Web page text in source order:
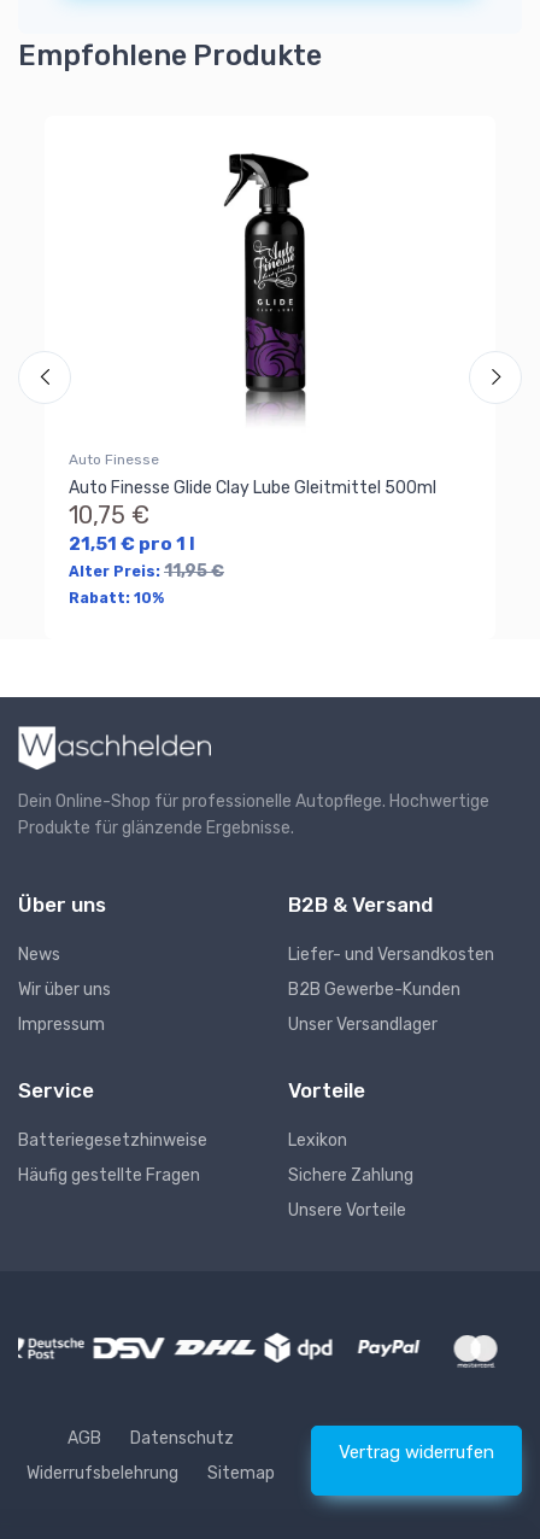
Empfohlene Produkte
Auto Finesse
Auto Finesse Glide Clay Lube Gleitmittel 500ml
10,75 €
21,51 € pro 1 l
Alter Preis: 11,95 €
Rabatt: 10%
Dein Online-Shop für professionelle Autopflege. Hochwertige
Produkte für glänzende Ergebnisse.
Über uns
News
Wir über uns
Impressum
B2B & Versand
Liefer- und Versandkosten
B2B Gewerbe-Kunden
Unser Versandlager
Service
Batteriegesetzhinweise
Häufig gestellte Fragen
Vorteile
Lexikon
Sichere Zahlung
Unsere Vorteile
AGB
Datenschutz
Widerrufsbelehrung
Sitemap
Vertrag widerrufen